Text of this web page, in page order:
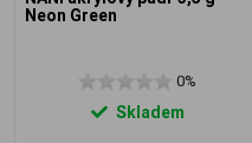
Neon Green
0%
Skladem